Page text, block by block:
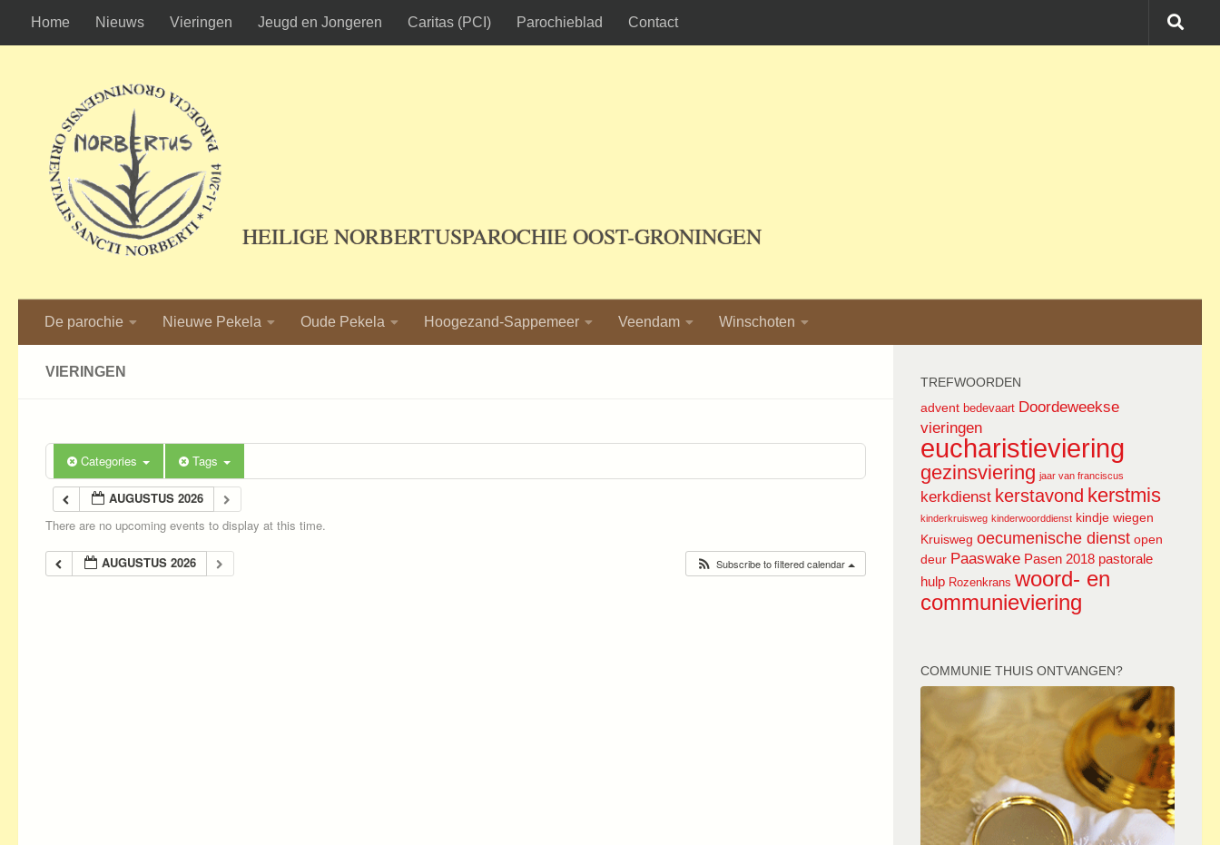
Ga naar de inhoud
Home Nieuws Vieringen Jeugd en Jongeren Caritas (PCI) Parochieblad Contact
HEILIGE NORBERTUSPAROCHIE OOST-GRONINGEN
De parochie Nieuwe Pekela Oude Pekela Hoogezand-Sappemeer Veendam Winschoten
VIERINGEN
Categories Tags
AUGUSTUS 2026
There are no upcoming events to display at this time.
AUGUSTUS 2026 Subscribe to filtered calendar
TREFWOORDEN
advent bedevaart Doordeweekse
vieringen
eucharistieviering
gezinsviering jaar van franciscus
kerkdienst kerstavond kerstmis
kinderkruisweg kinderwoorddienst kindje wiegen
Kruisweg oecumenische dienst open
deur Paaswake Pasen 2018 pastorale
hulp Rozenkrans woord- en
communieviering
COMMUNIE THUIS ONTVANGEN?